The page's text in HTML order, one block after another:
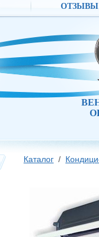
ОТЗЫВЫ
Каталог /